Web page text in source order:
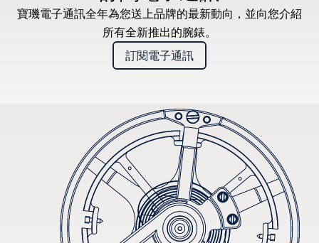
寶璣電子通訊全年為您送上品牌的最新動向，並向您介紹
所有全新推出的腕錶。
訂閱電子通訊